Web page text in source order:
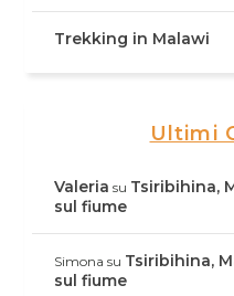
Trekking in Malawi
Ultimi
Valeria su Tsiribihina,
sul fiume
Simona su Tsiribihina,
sul fiume